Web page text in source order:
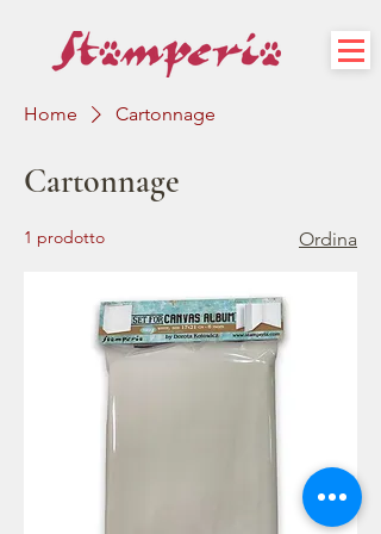
Home Cartonnage
Cartonnage
1 prodotto Ordina